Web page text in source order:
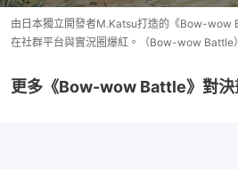
由日本獨立開發者M.Katsu打造的《Bow-wow
在社群平台與實況圈爆紅。（Bow-wow Battle）
更多《Bow-wow Battle》對決